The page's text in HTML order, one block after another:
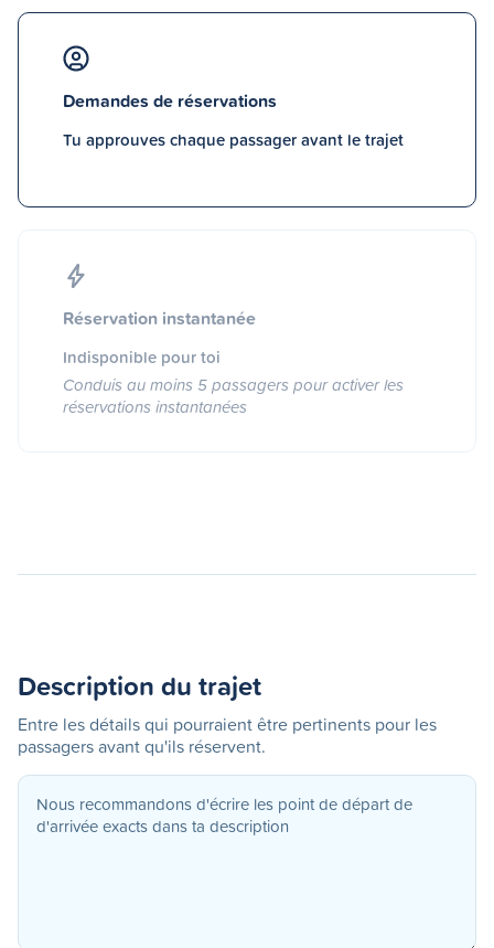
Demandes de réservations
Tu approuves chaque passager avant le trajet
Réservation instantanée
Indisponible pour toi
Conduis au moins 5 passagers pour activer les
réservations instantanées
Description du trajet
Entre les détails qui pourraient être pertinents pour les
passagers avant qu'ils réservent.